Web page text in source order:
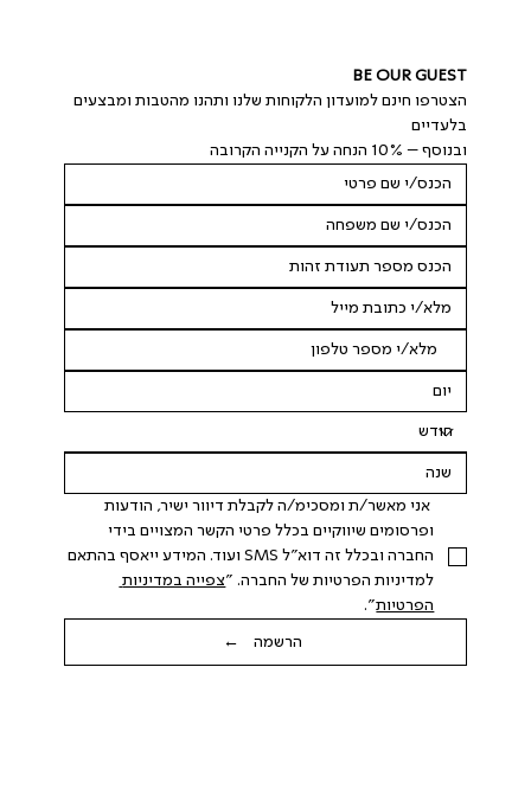
BE OUR GUEST
הצטרפו חינם למועדון הלקוחות שלנו ותהנו מהטבות ומבצעים
בלעדיים
ובנוסף – 10% הנחה על הקנייה הקרובה
אני מאשר/ת ומסכימ/ה לקבלת דיוור ישיר, הודעות
החברה ובכלל זה דוא"ל SMS ועוד. המידע ייאסף בהתאם
למדיניות הפרטיות של החברה. "
צפייה במדיניות
הפרטיות".
הרשמה ←